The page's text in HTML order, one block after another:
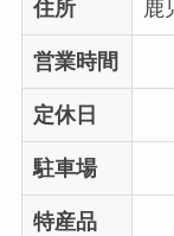
住所 鹿
営業時間
定休日
駐車場
特産品